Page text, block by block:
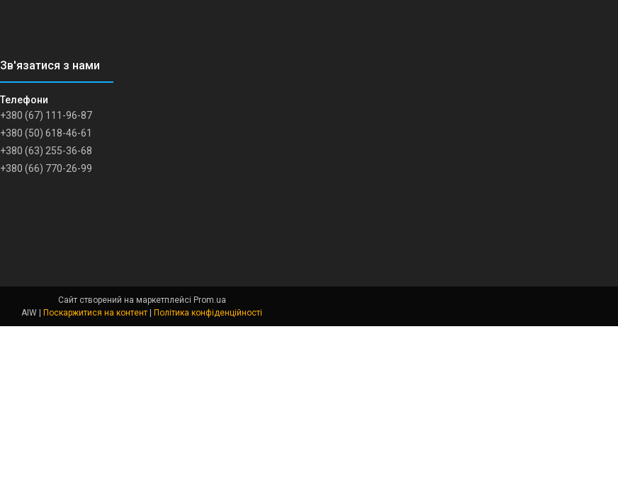
+380 (67) 111-96-87
+380 (50) 618-46-61
+380 (63) 255-36-68
+380 (66) 770-26-99
Сайт створений на маркетплейсі Prom.ua
AIW | Поскаржитися на контент | Політика конфіденційності